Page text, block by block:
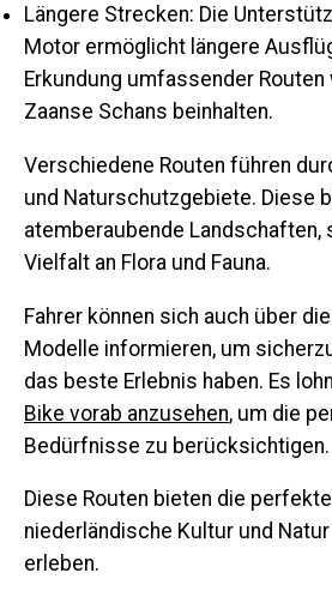
Längere Strecken: Die
Motor ermöglicht längere
Erkundung umfassender Routen
Zaanse Schans beinhalten.
Verschiedene Routen führen
und Naturschutzgebiete. Diese
atemberaubende Landschaften,
Vielfalt an Flora und Fauna.
Fahrer können sich auch über
Modelle informieren, um
das beste Erlebnis haben. Es
Bike vorab anzusehen, um die
Bedürfnisse zu berücksichtigen.
Diese Routen bieten die
niederländische Kultur und
erleben.